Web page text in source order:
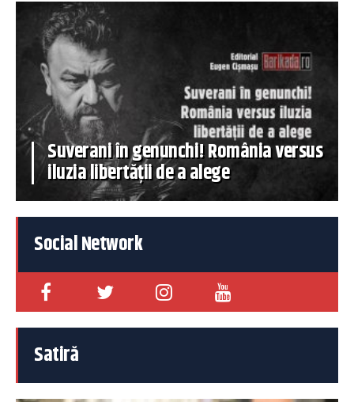
Suverani în genunchi! România versus
iluzia libertății de a alege
Social Network
Satiră